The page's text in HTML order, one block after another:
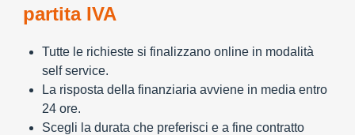
partita IVA
Tutte le richieste si finalizzano online in modalità
self service.
La risposta della finanziaria avviene in media entro
24 ore.
Scegli la durata che preferisci e a fine contratto